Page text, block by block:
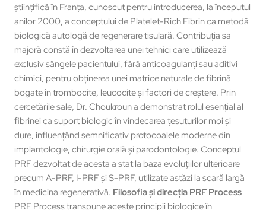
științifică în Franța, cunoscut pentru introducerea, la începutul
anilor 2000, a conceptului de Platelet-Rich Fibrin ca metodă
biologică autologă de regenerare tisulară. Contribuția sa
majoră constă în dezvoltarea unei tehnici care utilizează
exclusiv sângele pacientului, fără anticoagulanți sau aditivi
chimici, pentru obținerea unei matrice naturale de fibrină
bogate în trombocite, leucocite și factori de creștere. Prin
cercetările sale, Dr. Choukroun a demonstrat rolul esențial al
fibrinei ca suport biologic în vindecarea țesuturilor moi și
dure, influențând semnificativ protocoalele moderne din
implantologie, chirurgie orală și parodontologie. Conceptul
PRF dezvoltat de acesta a stat la baza evoluțiilor ulterioare
precum A-PRF, I-PRF și S-PRF, utilizate astăzi la scară largă
în medicina regenerativă. Filosofia și direcția PRF Process
PRF Process transpune aceste principii biologice în